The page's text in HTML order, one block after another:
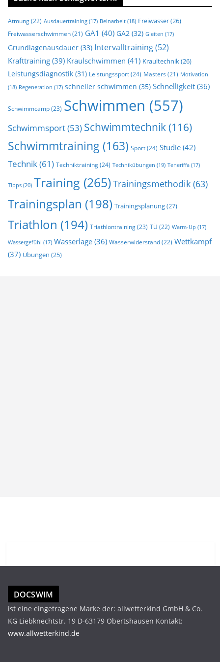
Atmung(22) Ausdauertraining (17) Beinarbeit (18) Freiwasser(26)
Freiwasserschwimmen (21) GA1 (40) GA2 (32) Gleiten (17)
Grundlagenausdauer (33) Intervalltraining(52)
Krafttraining (39) Kraulschwimmen (41) Kraultechnik(26)
Leistungsdiagnostik (31) Leistungssport(24) Masters (21) Motivation
(18) Regeneration (17) schneller schwimmen (35) Schnelligkeit (36)
Schwimmcamp(23) Schwimmen (557)
Schwimmsport(53) Schwimmtechnik(116)
Schwimmtraining (163) Sport(24) Studie (42)
Technik(61) Techniktraining(24) Technikübungen (19) Teneriffa (17)
Tipps (20) Training (265)Trainingsmethodik (63)
Trainingsplan (198) Trainingsplanung(27)
Triathlon (194) Triathlontraining(23) TÜ (22) Warm-Up (17)
Wassergefühl (17) Wasserlage (36) Wasserwiderstand(22) Wettkampf
(37) Übungen (25)
DOCSWIM
ist eine eingetragene Marke der: allwetterkind GmbH & Co.
KG Liebknechtstr. 19 D-63179 Obertshausen Kontakt:
www.allwetterkind.de